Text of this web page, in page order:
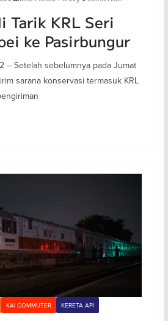
Tarik KRL Seri
ke Pasirbungur
– Setelah sebelumnya pada Jumat
sarana konservasi termasuk KRL
KAI COMMUTER KERETA API